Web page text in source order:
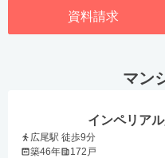
資料請求
マン
インペリア
広尾駅 徒歩9分
築46年
172戸